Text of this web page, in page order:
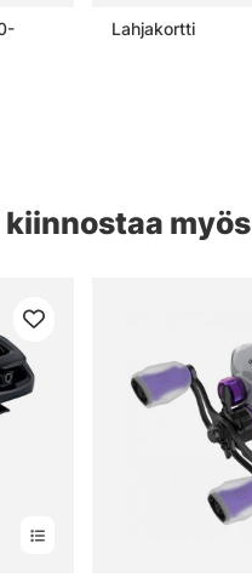
Lahjakortti
myös